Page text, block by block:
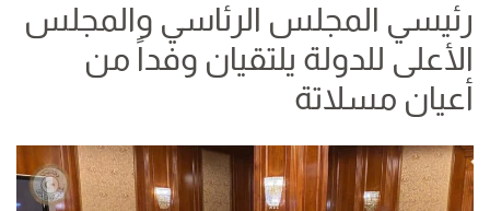
رئيسي المجلس الرئاسي والمجلس
الأعلى للدولة يلتقيان وفداً من
أعيان مسلاتة